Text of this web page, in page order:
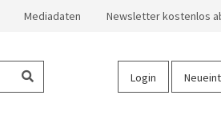
Mediadaten Newsletter kostenlos
Login